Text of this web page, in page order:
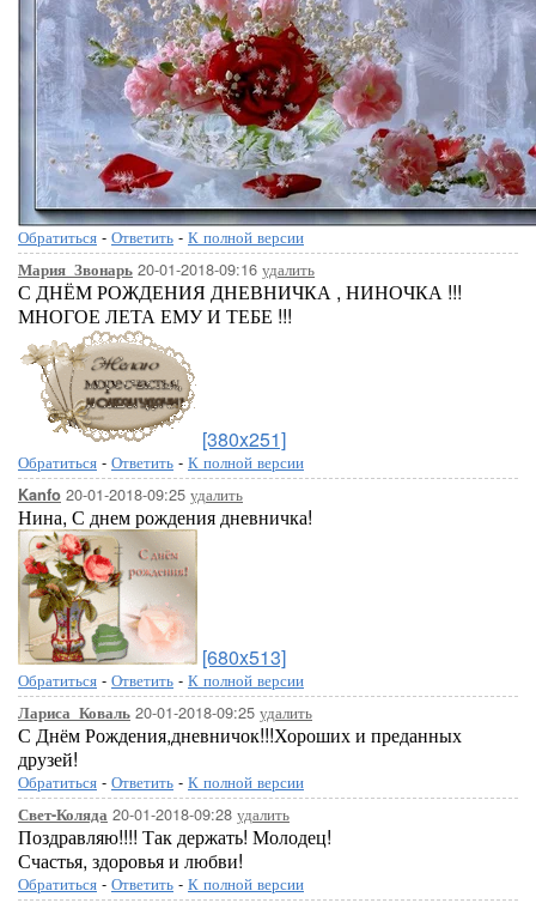
Обратиться - Ответить - К полной версии
Мария_Звонарь 20-01-2018-09:16 удалить
С ДНЁМ РОЖДЕНИЯ ДНЕВНИЧКА , НИНОЧКА !!!
МНОГОЕ ЛЕТА ЕМУ И ТЕБЕ !!!
[380x251]
Обратиться - Ответить - К полной версии
Kanfo 20-01-2018-09:25 удалить
Нина, С днем рождения дневничка!
[680x513]
Обратиться - Ответить - К полной версии
Лариса_Коваль 20-01-2018-09:25 удалить
С Днём Рождения,дневничок!!!Хороших и преданных
друзей!
Обратиться - Ответить - К полной версии
Свет-Коляда 20-01-2018-09:28 удалить
Поздравляю!!!! Так держать! Молодец!
Счастья, здоровья и любви!
Обратиться - Ответить - К полной версии